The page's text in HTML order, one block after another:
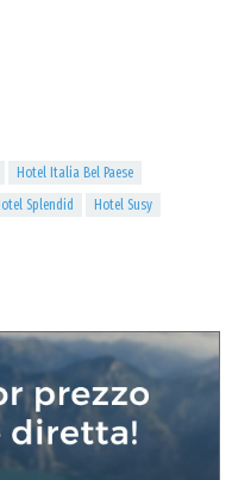
Hotel Italia Bel Paese
Splendid
Hotel Susy